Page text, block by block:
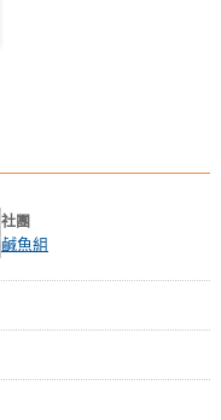
社團
鹹魚組